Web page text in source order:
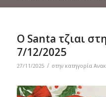
Ο Santa τζιαι
7/12/2025
27/11/2025 / στην κατηγορία